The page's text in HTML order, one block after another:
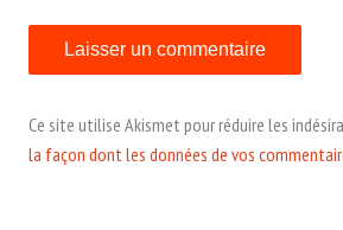
Ce site utilise Akismet pour réduire les
la façon dont les données de vos